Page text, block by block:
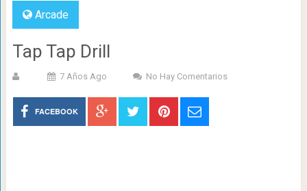
Arcade
Tap Tap Drill
7 Años Ago No Hay Comentarios
FACEBOOK